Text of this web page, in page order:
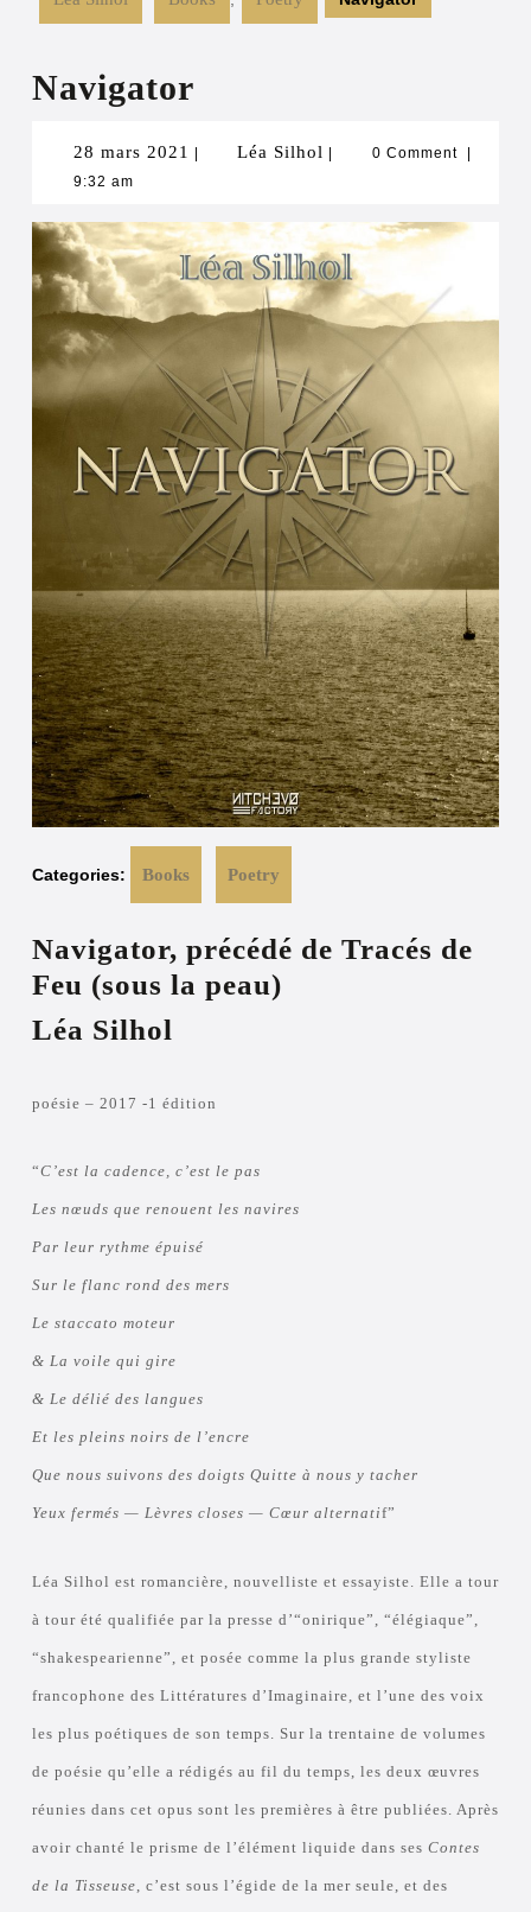
Navigator
28 mars 2021 28
2021
Léa Silhol Léa
0 Comment
9:32 am
Categories: Books Poetry
Navigator, précédé de Tracés de
Feu (sous la peau)
Léa Silhol
poésie – 2017 -1 édition
“C’est la cadence, c’est le pas
Les nœuds que renouent les navires
Par leur rythme épuisé
Sur le flanc rond des mers
Le staccato moteur
& La voile qui gire
& Le délié des langues
Et les pleins noirs de l’encre
Que nous suivons des doigts Quitte à nous y tacher
Yeux fermés — Lèvres closes — Cœur alternatif”
Léa Silhol est romancière, nouvelliste et essayiste. Elle a tour
à tour été qualifiée par la presse d’“onirique”, “élégiaque”,
“shakespearienne”, et posée comme la plus grande styliste
francophone des Littératures d’Imaginaire, et l’une des voix
les plus poétiques de son temps. Sur la trentaine de volumes
de poésie qu’elle a rédigés au fil du temps, les deux œuvres
réunies dans cet opus sont les premières à être publiées. Après
avoir chanté le prisme de l’élément liquide dans ses Contes
de la Tisseuse , c’est sous l’égide de la mer seule, et des